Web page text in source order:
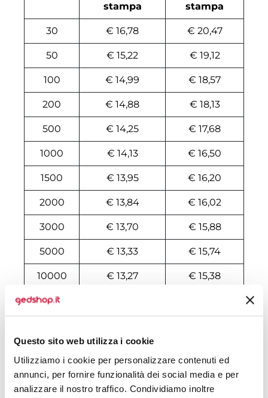
Questo sito web utilizza i cookie
Utilizziamo i cookie per personalizzare contenuti ed
annunci, per fornire funzionalità dei social media e per
analizzare il nostro traffico. Condividiamo inoltre
stampa
stampa
30 € 16,78 € 20,47
50 € 15,22 € 19,12
100 € 14,99 € 18,57
200 € 14,88 € 18,13
500 € 14,25 € 17,68
1000 € 14,13 € 16,50
1500 € 13,95 € 16,20
2000 € 13,84 € 16,02
3000 € 13,70 € 15,88
5000 € 13,33 € 15,74
10000 € 13,27 € 15,38
Tecniche di stampa
Area di personalizzazione
Domande e risposte